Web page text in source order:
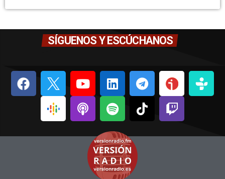
SÍGUENOS Y ESCÚCHANOS